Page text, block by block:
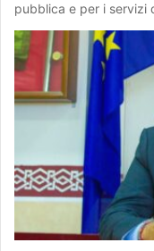
pubblica e per i servizi